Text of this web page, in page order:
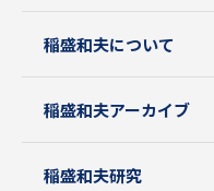
稲盛和夫について
稲盛和夫アーカイブ
稲盛和夫研究